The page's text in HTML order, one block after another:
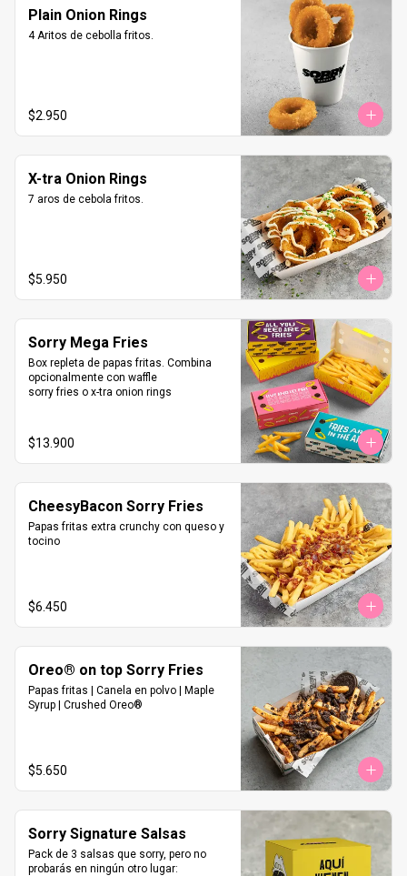
Plain Onion Rings
4 Aritos de cebolla fritos.
$2.950
X-tra Onion Rings
7 aros de cebola fritos.
$5.950
Sorry Mega Fries
Box repleta de papas fritas. Combina
opcionalmente con waffle
sorry fries o x-tra onion rings
$13.900
CheesyBacon Sorry Fries
Papas fritas extra crunchy con queso y
tocino
$6.450
Oreo® on top Sorry Fries
Papas fritas | Canela en polvo | Maple
Syrup | Crushed Oreo®
$5.650
Sorry Signature Salsas
Pack de 3 salsas que sorry, pero no
probarás en ningún otro lugar: